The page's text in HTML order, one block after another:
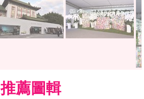
推薦圖輯